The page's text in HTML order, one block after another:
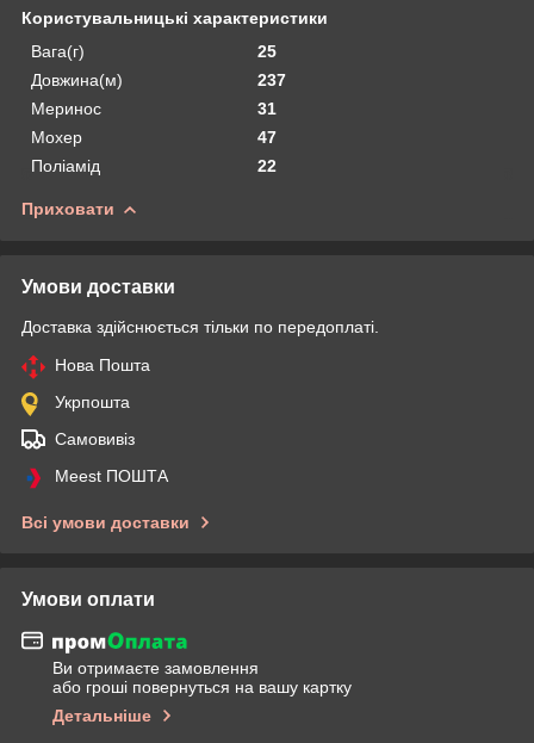
Користувальницькі характеристики
Вага(г)
25
Довжина(м)
237
Меринос
31
Мохер
47
Поліамід
22
Приховати
Умови доставки
Доставка здійснюється тільки по передоплаті.
Нова Пошта
Укрпошта
Самовивіз
Meest ПОШТА
Всі умови доставки
Умови оплати
Ви отримаєте замовлення
або гроші повернуться на вашу картку
Детальніше